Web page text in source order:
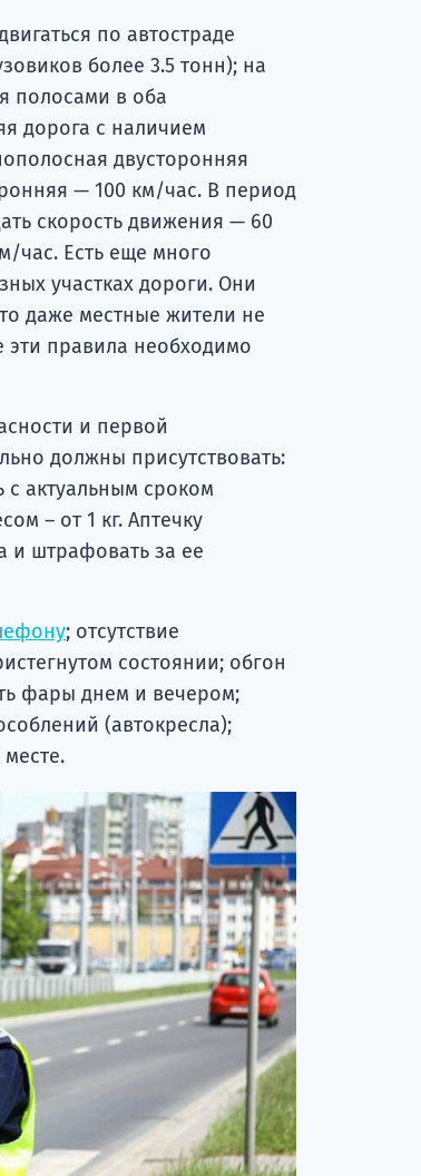
по автостраде
более 3.5 тонн); на
полосами в оба
дорога с наличием
двусторонняя
— 100 км/час. В период
скорость движения — 60
час. Есть еще много
участках дороги. Они
даже местные жители не
эти правила необходимо
и первой
должны присутствовать:
с актуальным сроком
– от 1 кг. Аптечку
и штрафовать за ее
; отсутствие
состоянии; обгон
фары днем и вечером;
(автокресла);